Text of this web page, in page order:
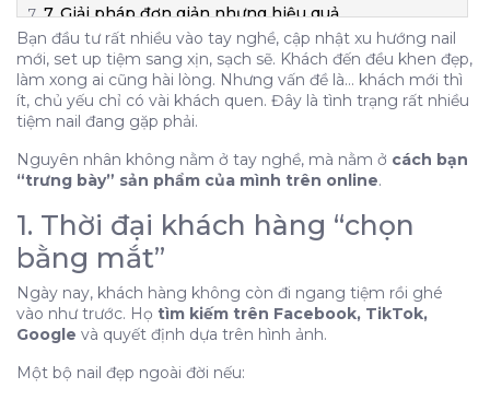
7. Giải pháp đơn giản nhưng hiệu quả
Làm nail đẹp là điều kiện cần, nhưng biết cách
“show” cái đẹp đó ra mới là điều kiện đủ để có
khách.
1. Thời đại khách hàng “chọn bằng mắt”
2. Sai lầm phổ biến khi chụp hình nail
3. Cách chụp hình nail đẹp bằng điện thoại (ai cũng
làm được)
Ánh sáng là quan trọng nhất
Background (phông nền)
Góc chụp
Tư thế tay khách
4. Chỉnh ảnh – bước quyết định khách có inbox hay
App nên dùng:
Bạn đầu tư rất nhiều vào tay nghề, cập nhật xu hướng nail
mới, set up tiệm sang xịn, sạch sẽ. Khách đến đều khen đẹp,
làm xong ai cũng hài lòng. Nhưng vấn đề là… khách mới thì
ít, chủ yếu chỉ có vài khách quen. Đây là tình trạng rất nhiều
tiệm nail đang gặp phải.
Nguyên nhân không nằm ở tay nghề, mà nằm ở cách bạn
“trưng bày” sản phẩm của mình trên online.
1. Thời đại khách hàng “chọn
bằng mắt”
Ngày nay, khách hàng không còn đi ngang tiệm rồi ghé
vào như trước. Họ tìm kiếm trên Facebook, TikTok,
Google và quyết định dựa trên hình ảnh.
Một bộ nail đẹp ngoài đời nếu: